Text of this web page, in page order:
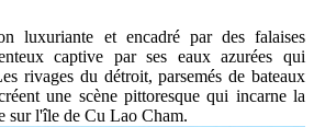
luxuriante et encadré par des falaises
captive par ses eaux azurées qui
rivages du détroit, parsemés de bateaux
une scène pittoresque qui incarne la
sur l'île de Cu Lao Cham.